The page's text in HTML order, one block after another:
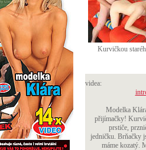
Kurvičkou
videa:
Modelka
přijímačky!
prstiče,
jedničku. Brňačky
máme kozatý.